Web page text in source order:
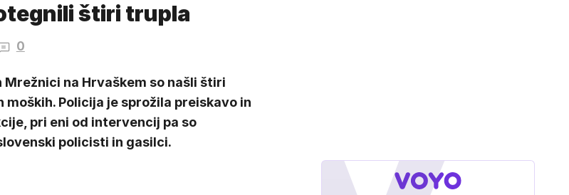
štiri trupla
0
Mrežnici na Hrvaškem so našli štiri
moških. Policija je sprožila preiskavo in
pri eni od intervencij pa so
policisti in gasilci.